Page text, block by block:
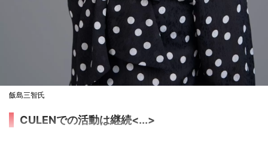
飯島三智氏
CULENでの活動は継続<...>